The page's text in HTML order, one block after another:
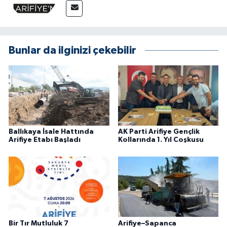
Bunlar da ilginizi çekebilir
Ballıkaya İsale Hattında
Arifiye Etabı Başladı
AK Parti Arifiye Gençlik
Kollarında 1. Yıl Coşkusu
Bir Tır Mutluluk 7 Arifiye–Sapanca